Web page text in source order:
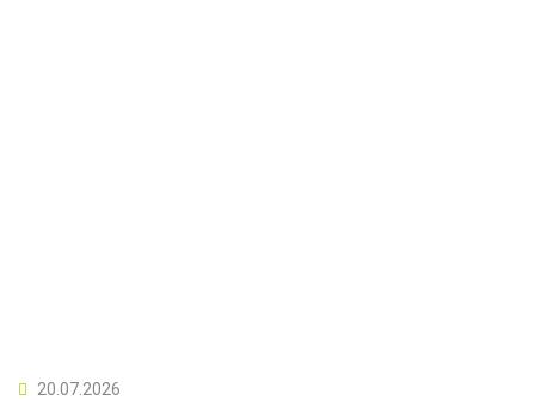
20.07.2026